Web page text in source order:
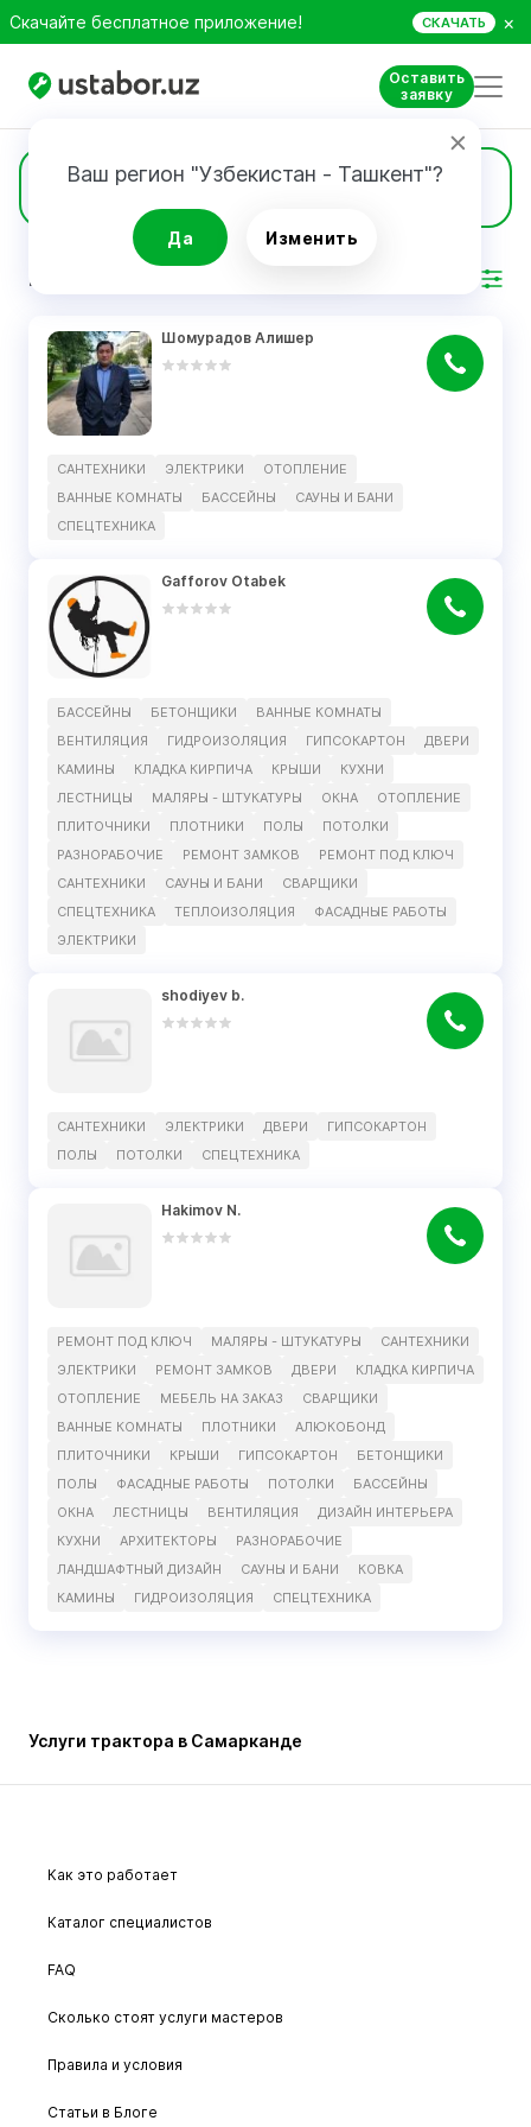
Скачайте бесплатное приложение! СКАЧАТЬ ×
Оставить
заявку
Ваш регион "Узбекистан - Ташкент"?
Да Изменить
Спецтехника 4
РЕЗУЛЬТАТ
Шомурадов Алишер
САНТЕХНИКИ ЭЛЕКТРИКИ
ОТОПЛЕНИЕ
ВАННЫЕ КОМНАТЫ
БАССЕЙНЫ
САУНЫ И БАНИ
СПЕЦТЕХНИКА
Gafforov Otabek
БАССЕЙНЫ БЕТОНЩИКИ
ВАННЫЕ КОМНАТЫ
ВЕНТИЛЯЦИЯ
ГИДРОИЗОЛЯЦИЯ ГИПСОКАРТОН
ДВЕРИ
КАМИНЫ
КЛАДКА КИРПИЧА КРЫШИ
КУХНИ
ЛЕСТНИЦЫ
МАЛЯРЫ - ШТУКАТУРЫ ОКНА
ОТОПЛЕНИЕ
ПЛИТОЧНИКИ
ПЛОТНИКИ ПОЛЫ
ПОТОЛКИ
РАЗНОРАБОЧИЕ
РЕМОНТ ЗАМКОВ
РЕМОНТ ПОД КЛЮЧ
САНТЕХНИКИ
САУНЫ И БАНИ
СВАРЩИКИ
СПЕЦТЕХНИКА
ТЕПЛОИЗОЛЯЦИЯ
ФАСАДНЫЕ РАБОТЫ
ЭЛЕКТРИКИ
shodiyev b.
САНТЕХНИКИ ЭЛЕКТРИКИ ДВЕРИ
ГИПСОКАРТОН
ПОЛЫ
ПОТОЛКИ СПЕЦТЕХНИКА
Hakimov N.
РЕМОНТ ПОД КЛЮЧ МАЛЯРЫ - ШТУКАТУРЫ
САНТЕХНИКИ
ЭЛЕКТРИКИ
РЕМОНТ ЗАМКОВ ДВЕРИ
КЛАДКА КИРПИЧА
ОТОПЛЕНИЕ
МЕБЕЛЬ НА ЗАКАЗ
СВАРЩИКИ
ВАННЫЕ КОМНАТЫ
ПЛОТНИКИ
АЛЮКОБОНД
ПЛИТОЧНИКИ
КРЫШИ ГИПСОКАРТОН
БЕТОНЩИКИ
ПОЛЫ
ФАСАДНЫЕ РАБОТЫ ПОТОЛКИ
БАССЕЙНЫ
ОКНА
ЛЕСТНИЦЫ ВЕНТИЛЯЦИЯ
ДИЗАЙН ИНТЕРЬЕРА
КУХНИ
АРХИТЕКТОРЫ
РАЗНОРАБОЧИЕ
ЛАНДШАФТНЫЙ ДИЗАЙН
САУНЫ И БАНИ
КОВКА
КАМИНЫ
ГИДРОИЗОЛЯЦИЯ СПЕЦТЕХНИКА
Услуги трактора в Самарканде
Как это работает
Каталог специалистов
FAQ
Сколько стоят услуги мастеров
Правила и условия
Статьи в Блоге